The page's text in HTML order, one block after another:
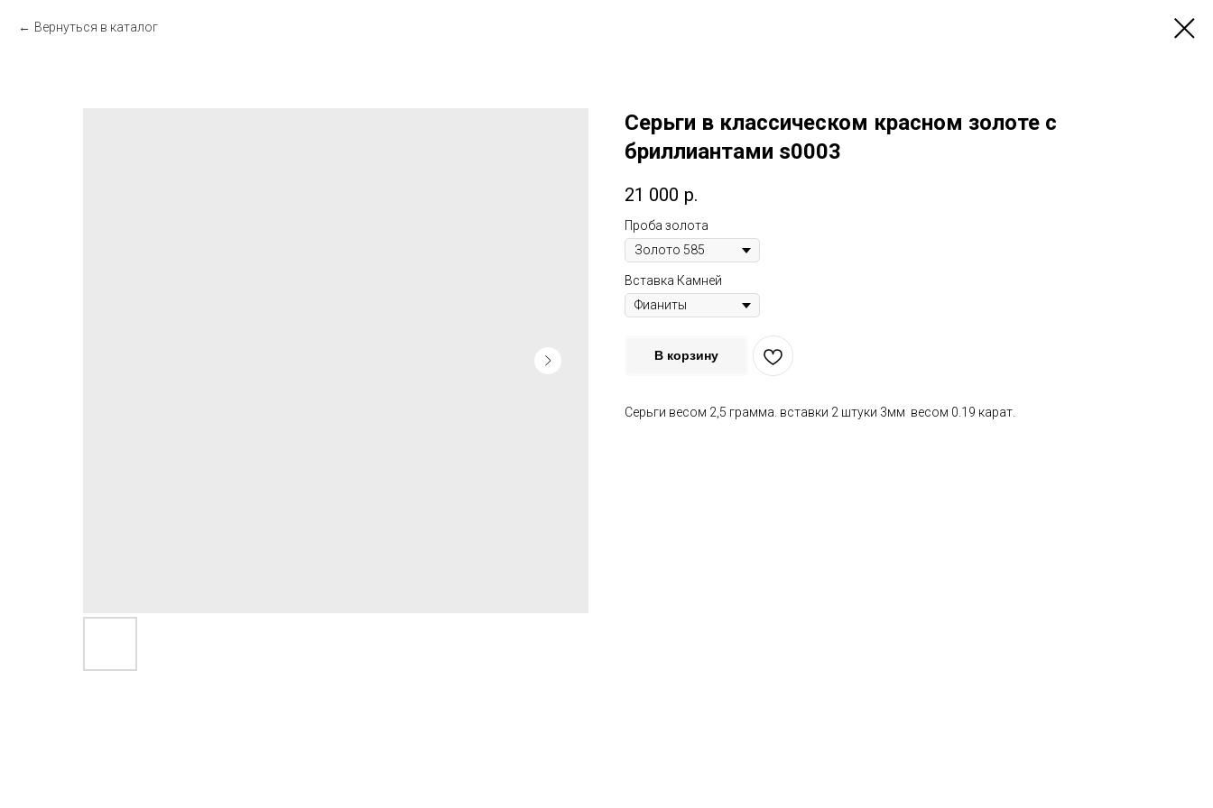
Вернуться в каталог
Cерьги в классическом красном золоте с
бриллиантами s0003
21 000 р.
Проба золота
Вставка Камней
В корзину
Cерьги весом 2,5 грамма. вставки 2 штуки 3мм весом 0.19 карат.